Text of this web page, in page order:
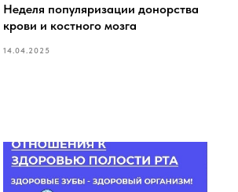
Неделя популяризации донорства
крови и костного мозга
14.04.2025